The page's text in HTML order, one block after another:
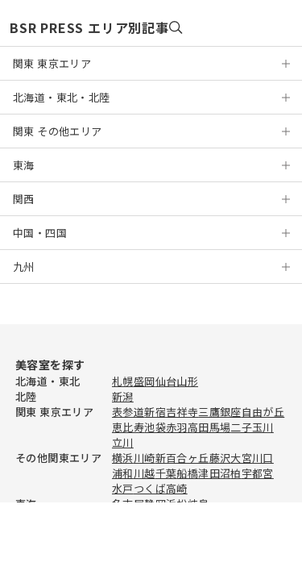
BSR PRESS エリア別記事
関東 東京エリア
浅草
銀座
表参道
麻布十番
新宿
高田馬場
自由が丘
蒲田
渋谷
北海道・東北・北陸
札幌
円山
盛岡
仙台
山形
福井
関東 その他エリア
神奈川
川崎
千葉
千葉
埼玉
川口
茨城
ひたちなか
前橋
東海
岐阜
静岡
浜松
関西
京都
大阪
三宮
姫路
中国・四国
岡山
松山
高知
九州
天神
佐賀
大分
美容室を探す
北海道・東北 札幌盛岡仙台山形
北陸
新潟
関東 東京エリア
表参道新宿吉祥寺三鷹銀座自由が丘
恵比寿池袋赤羽高田馬場二子玉川
立川
その他関東エリア
横浜川崎新百合ヶ丘藤沢大宮川口
浦和川越千葉船橋津田沼柏宇都宮
水戸つくば高崎
東海
名古屋静岡浜松岐阜